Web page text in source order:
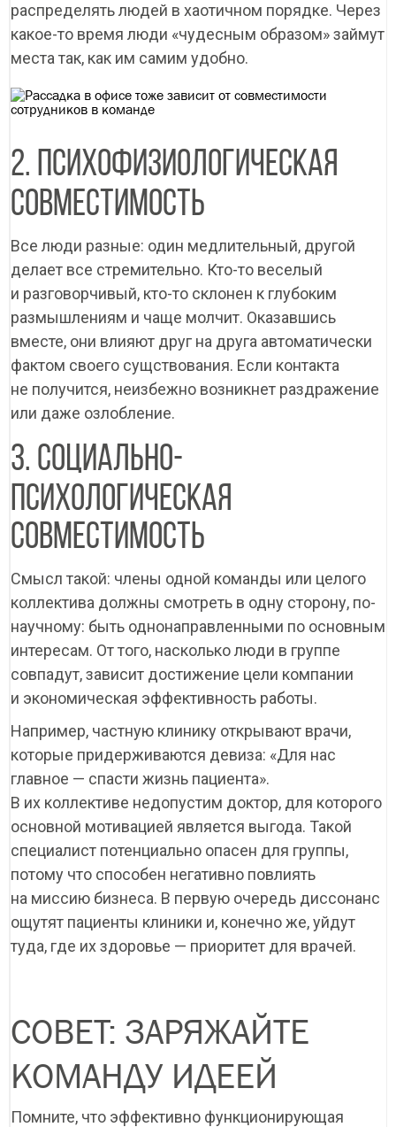
распределять людей в хаотичном порядке. Через
какое-то время люди «чудесным образом» займут
места так, как им самим удобно.
2. ПСИХОФИЗИОЛОГИЧЕСКАЯ
СОВМЕСТИМОСТЬ
Все люди разные: один медлительный, другой
делает все стремительно. Кто-то веселый
и разговорчивый, кто-то склонен к глубоким
размышлениям и чаще молчит. Оказавшись
вместе, они влияют друг на друга автоматически
фактом своего сущствования. Если контакта
не получится, неизбежно возникнет раздражение
или даже озлобление.
3. СОЦИАЛЬНО-
ПСИХОЛОГИЧЕСКАЯ
СОВМЕСТИМОСТЬ
Смысл такой: члены одной команды или целого
коллектива должны смотреть в одну сторону, по-
научному: быть однонаправленными по основным
интересам. От того, насколько люди в группе
совпадут, зависит достижение цели компании
и экономическая эффективность работы.
Например, частную клинику открывают врачи,
которые придерживаются девиза: «Для нас
главное — спасти жизнь пациента».
В их коллективе недопустим доктор, для которого
основной мотивацией является выгода. Такой
специалист потенциально опасен для группы,
потому что способен негативно повлиять
на миссию бизнеса. В первую очередь диссонанс
ощутят пациенты клиники и, конечно же, уйдут
туда, где их здоровье — приоритет для врачей.
СОВЕТ: ЗАРЯЖАЙТЕ
КОМАНДУ ИДЕЕЙ
Помните, что эффективно функционирующая
Оставить заявку на
обучение
программах и условиях поступления. Ответим на ваши
Записаться на
консультацию
Оставьте свои контактные данные и мы свяжемся с Вами в
ближайшее время, ответим на все интересующие Вас
вопросы и проконсультируем по нашим программам
Оставить заявку на
участие
Перезвоним вам в ближайшее время. Поделимся
подробностями и ответим на вопросы.
Ваша заявка успешно отправлена!
Найти
Master of Business Administration
Mini-MBA: Управление компанией
Школа продаж
Личная эффективность
Персонал